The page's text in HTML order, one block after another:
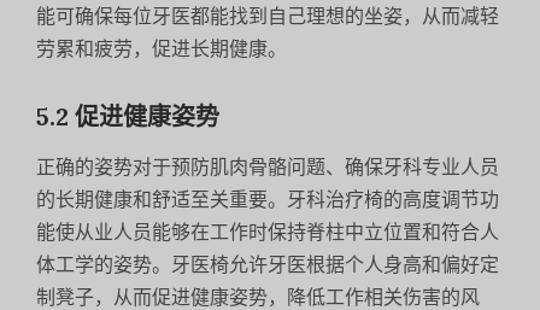
能可确保每位牙医都能找到自己理想的坐姿，从而减轻
劳累和疲劳，促进长期健康。
5.2 促进健康姿势
正确的姿势对于预防肌肉骨骼问题、确保牙科专业人员
的长期健康和舒适至关重要。牙科治疗椅的高度调节功
能使从业人员能够在工作时保持脊柱中立位置和符合人
体工学的姿势。牙医椅允许牙医根据个人身高和偏好定
制凳子，从而促进健康姿势，降低工作相关伤害的风